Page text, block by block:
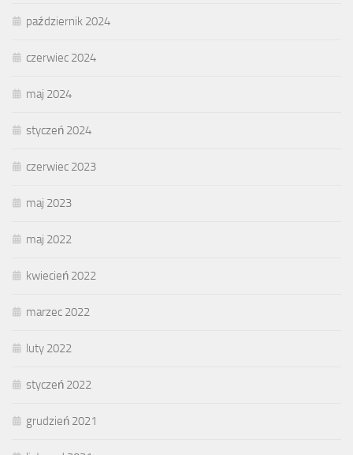
październik 2024
czerwiec 2024
maj 2024
styczeń 2024
czerwiec 2023
maj 2023
maj 2022
kwiecień 2022
marzec 2022
luty 2022
styczeń 2022
grudzień 2021